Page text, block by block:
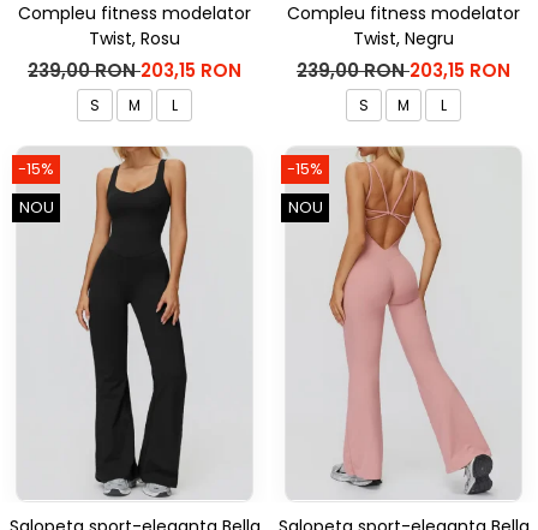
Compleu fitness modelator
Twist, Rosu
239,00 RON203,15 RON
S M L
Compleu fitness modelator
Twist, Negru
239,00 RON203,15 RON
S M L
-15%
NOU
-15%
NOU